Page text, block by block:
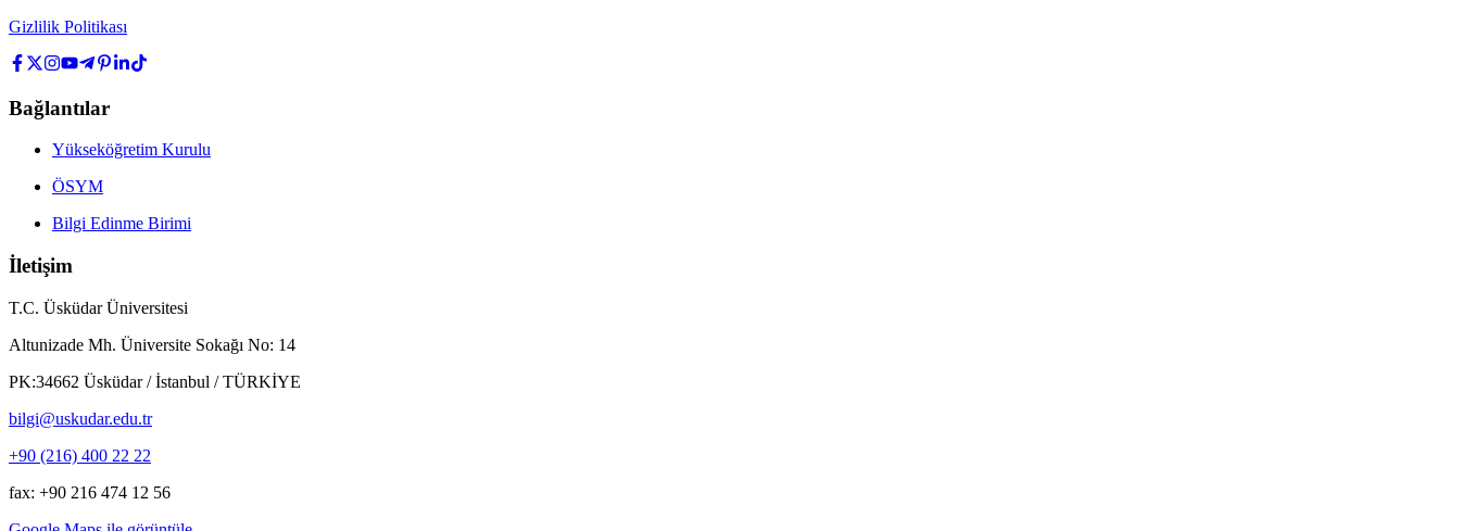
Gizlilik Politikası
Bağlantılar
Yükseköğretim Kurulu
ÖSYM
Bilgi Edinme Birimi
İletişim
T.C. Üsküdar Üniversitesi
Altunizade Mh. Üniversite Sokağı No: 14
PK:34662 Üsküdar / İstanbul / TÜRKİYE
bilgi@uskudar.edu.tr
+90 (216) 400 22 22
fax: +90 216 474 12 56